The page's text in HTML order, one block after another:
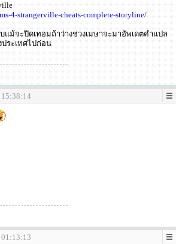
4-strangerville-cheats-complete-storyline/
ม้จะปิดเทอมถ้าว่างช่วงเมษาจะมาอัพเดตคำแปล
ระเทศไปก่อน
15:38:14